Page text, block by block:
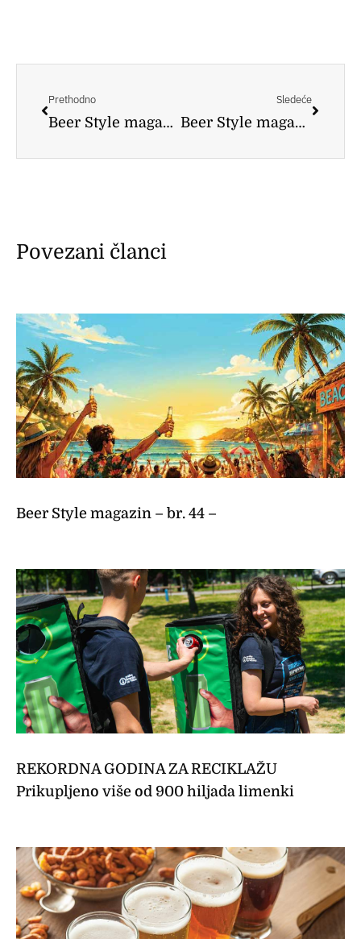
Prethodno
Beer Style magazin recenzija – Erdinger Alkoholfrei iz Carlsberg-a
Sledeće
Beer Style magazin recenzija – Budweiser Budvar Dark iz pivare Carlsberg
Povezani članci
Beer Style magazin – br. 44 –
REKORDNA GODINA ZA RECIKLAŽU
Prikupljeno više od 900 hiljada limenki